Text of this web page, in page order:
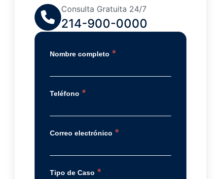
Consulta Gratuita 24/7
214-900-0000
Nombre completo *
Teléfono *
Correo electrónico *
Tipo de Caso *